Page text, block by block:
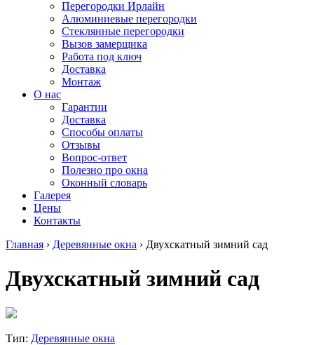
Перегородки Ирлайн
Алюминиевые перегородки
Стеклянные перегородки
Вызов замерщика
Работа под ключ
Доставка
Монтаж
О нас
Гарантии
Доставка
Способы оплаты
Отзывы
Вопрос-ответ
Полезно про окна
Оконный словарь
Галерея
Цены
Контакты
Главная › Деревянные окна › Двухскатный зимний сад
Двухскатный зимний сад
Тип: Деревянные окна